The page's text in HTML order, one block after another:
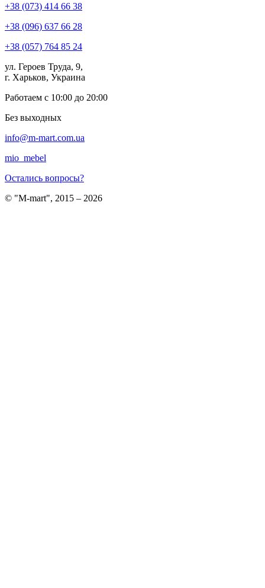
+38 (073) 414 66 38
+38 (096) 637 66 28
+38 (057) 764 85 24
ул. Героев Труда, 9,
г. Харьков, Украина
Работаем с 10:00 до 20:00
Без выходных
info@m-mart.com.ua
mio_mebel
Остались вопросы?
© "M-mart", 2015 – 2026